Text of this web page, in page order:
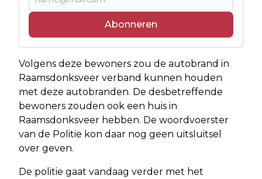
Abonneren
Volgens deze bewoners zou de autobrand in
Raamsdonksveer verband kunnen houden
met deze autobranden. De desbetreffende
bewoners zouden ook een huis in
Raamsdonksveer hebben. De woordvoerster
van de Politie kon daar nog geen uitsluitsel
over geven.
De politie gaat vandaag verder met het